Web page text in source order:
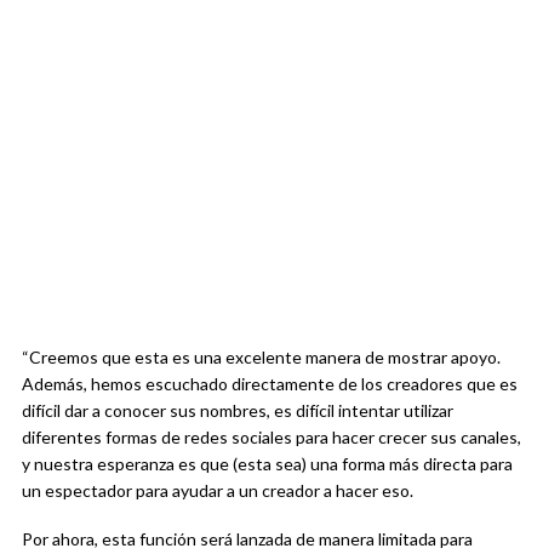
“Creemos que esta es una excelente manera de mostrar apoyo.
Además, hemos escuchado directamente de los creadores que es
difícil dar a conocer sus nombres, es difícil intentar utilizar
diferentes formas de redes sociales para hacer crecer sus canales,
y nuestra esperanza es que (esta sea) una forma más directa para
un espectador para ayudar a un creador a hacer eso.
Por ahora, esta función será lanzada de manera limitada para